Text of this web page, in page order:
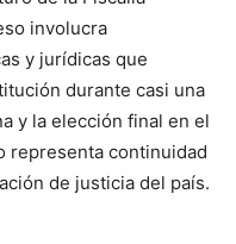
involucra
y jurídicas que
durante casi una
y la elección final en el
representa continuidad
de justicia del país.